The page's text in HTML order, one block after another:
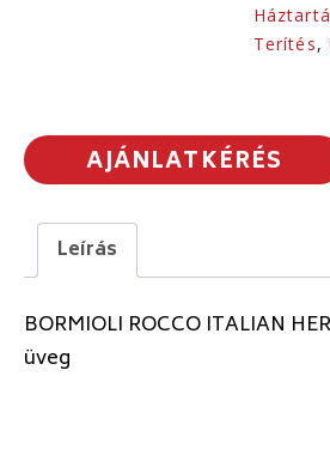
Terítés,
AJÁNLATKÉRÉS
Leírás
BORMIOLI ROCCO ITALIAN
üveg